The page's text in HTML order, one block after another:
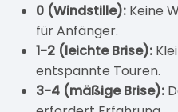
0 (Windstille): Keine
für Anfänger.
1-2 (leichte Brise):
entspannte Touren.
3-4 (mäßige Brise):